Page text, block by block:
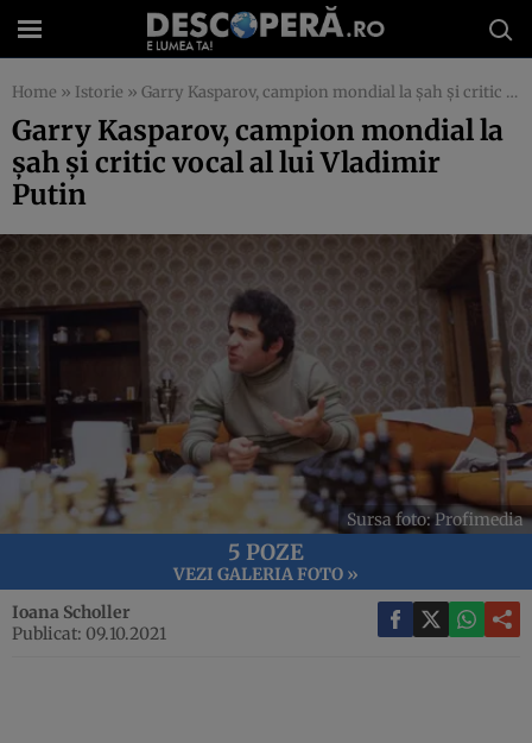
Home » Istorie » Garry Kasparov, campion mondial la șah și critic vocal al lui Vladimir Putin
Garry Kasparov, campion mondial la
șah și critic vocal al lui Vladimir
Putin
Sursa foto: Profimedia
5 POZE
VEZI GALERIA FOTO »
Ioana Scholler
Publicat: 09.10.2021